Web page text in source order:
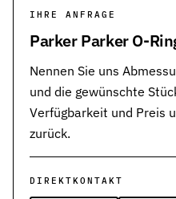
IHRE ANFRAGE
Parker Parker O-
Nennen Sie uns
und die gewünschte
Verfügbarkeit und Preis
zurück.
DIREKTKONTAKT